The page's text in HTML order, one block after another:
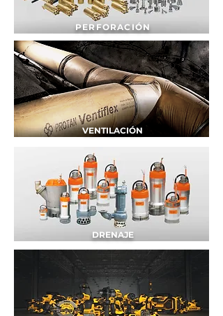
PERFORACIÓN
VENTILACIÓN
DRENAJE